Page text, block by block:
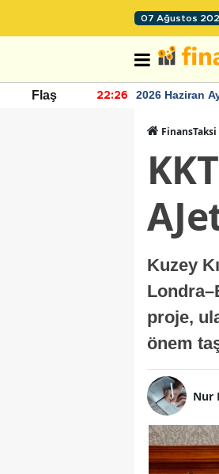
07 Ağustos
Flaş 22:26
2026 Haziran
FinansTaksi
Kuzey
proje,
önem
Nur